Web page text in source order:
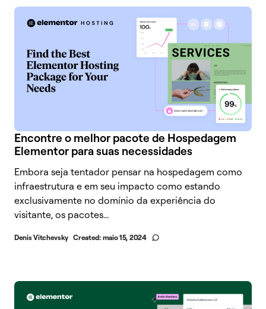
Encontre o melhor pacote de Hospedagem
Elementor para suas necessidades
Embora seja tentador pensar na hospedagem como
infraestrutura e em seu impacto como estando
exclusivamente no domínio da experiência do
visitante, os pacotes...
Denis Vitchevsky Created: maio 15, 2024